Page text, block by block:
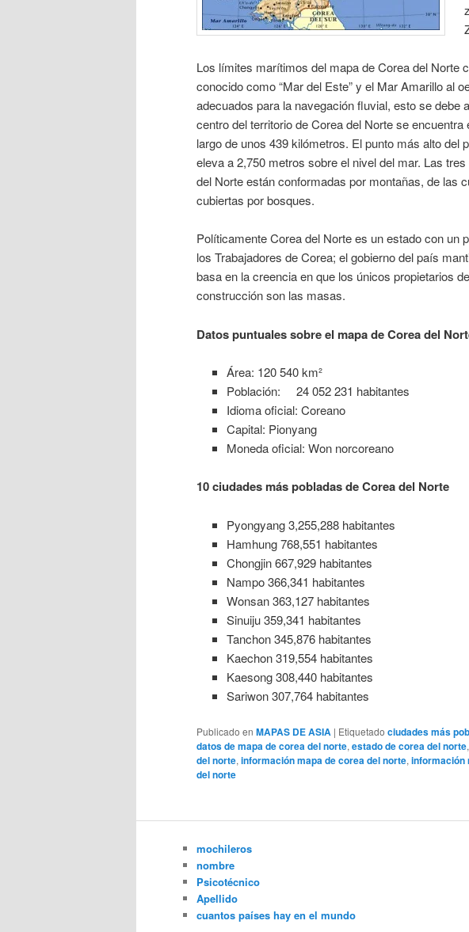
Los límites marítimos del mapa de Corea del Norte
conocido como “Mar del Este” y el Mar Amarillo al
adecuados para la navegación fluvial, esto se debe
centro del territorio de Corea del Norte se
largo de unos 439 kilómetros. El punto más alto del
eleva a 2,750 metros sobre el nivel del mar. Las
del Norte están conformadas por montañas, de las
cubiertas por bosques.
Políticamente Corea del Norte es un estado con un
los Trabajadores de Corea; el gobierno del país
basa en la creencia en que los únicos propietarios
construcción son las masas.
Datos puntuales sobre el mapa de Corea del
Área: 120 540 km²
Población: 24 052 231 habitantes
Idioma oficial: Coreano
Capital: Pionyang
Moneda oficial: Won norcoreano
10 ciudades más pobladas de Corea del Norte
Pyongyang 3,255,288 habitantes
Hamhung 768,551 habitantes
Chongjin 667,929 habitantes
Nampo 366,341 habitantes
Wonsan 363,127 habitantes
Sinuiju 359,341 habitantes
Tanchon 345,876 habitantes
Kaechon 319,554 habitantes
Kaesong 308,440 habitantes
Sariwon 307,764 habitantes
Publicado en MAPAS DE ASIA | Etiquetado ciudades más
datos de mapa de corea del norte, estado de corea del norte,
del norte, información mapa de corea del norte, información
del norte
mochileros
nombre
Psicotécnico
Apellido
cuantos países hay en el mundo